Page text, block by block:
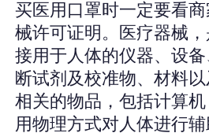
买医用口罩时一定要看
械许可证明。医疗器械
接用于人体的仪器、设
断试剂及校准物、材料
相关的物品，包括计算
用物理方式对人体进行辅